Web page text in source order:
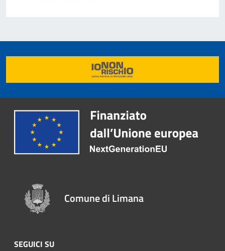
Comune di Limana
SEGUICI SU